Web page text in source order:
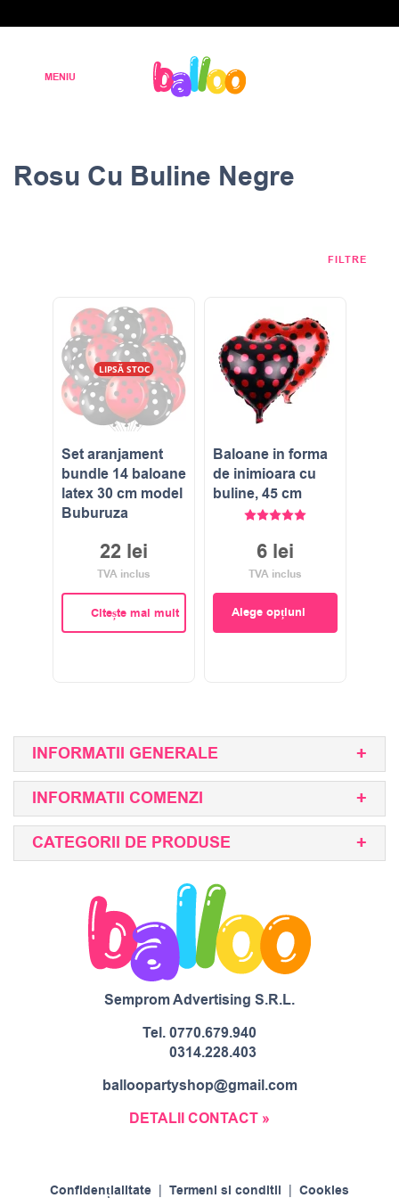
Rosu Cu Buline Negre
FILTRE
LIPSĂ STOC
Set aranjament
bundle 14 baloane
latex 30 cm model
Buburuza
22 lei
TVA inclus
Citește mai mult
Baloane in forma
de inimioara cu
buline, 45 cm
6 lei
TVA inclus
Alege opțiuni
INFORMATII GENERALE
INFORMATII COMENZI
CATEGORII DE PRODUSE
Semprom Advertising S.R.L.
Tel.0770.679.940
0314.228.403
balloopartyshop@gmail.com
DETALII CONTACT »
Confidențialitate | Termeni si conditii | Cookies